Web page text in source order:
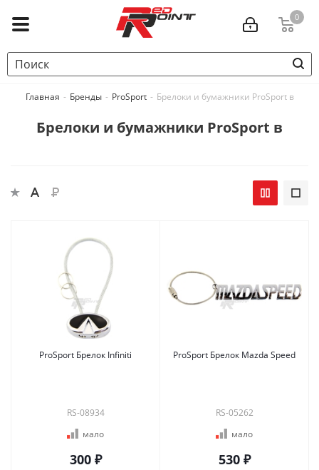
0
Главная - Бренды - ProSport - Брелоки и бумажники ProSport в
Брелоки и бумажники ProSport в
ProSport Брелок Infiniti
RS-08934
мало
300 ₽
ProSport Брелок Mazda Speed
RS-05262
мало
530 ₽